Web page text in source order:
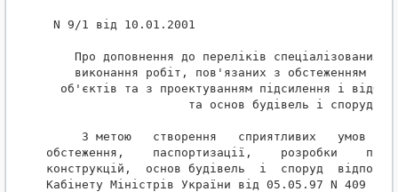
N 9/1 від 10.01.2001
Про доповнення до переліків спеціалізованих
виконання робіт, пов'язаних з обстеженням і
об'єктів та з проектуванням підсилення і
                    та основ будівель і споруд
З метою   створення   сприятливих   умов
обстеження,    паспортизації,    розробки
конструкцій,  основ будівель  і  споруд
Кабінету Міністрів України від 05.05.97 N 409